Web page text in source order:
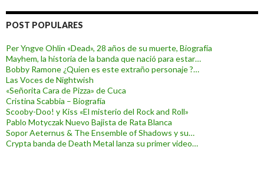
POST POPULARES
Per Yngve Ohlin «Dead», 28 años de su muerte, Biografía
Mayhem, la historia de la banda que nació para estar…
Bobby Ramone ¿Quien es este extraño personaje ?…
Las Voces de Nightwish
«Señorita Cara de Pizza» de Cuca
Cristina Scabbia – Biografía
Scooby-Doo! y Kiss «El misterio del Rock and Roll»
Pablo Motyczak Nuevo Bajista de Rata Blanca
Sopor Aeternus & The Ensemble of Shadows y su…
Crypta banda de Death Metal lanza su primer video…